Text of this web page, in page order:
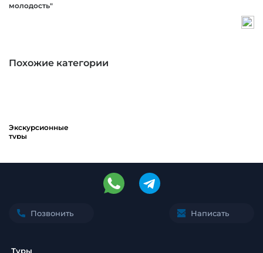
молодость"
Похожие категории
Экскурсионные
туры
Позвонить Написать
Туры